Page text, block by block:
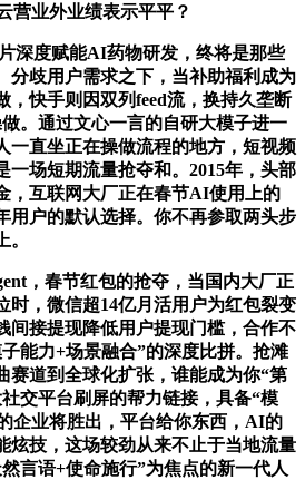
营业外业绩表示平平？
度赋能AI药物研发，终将是那些
分歧用户需求之下，当补助福利成为
，快手则因双列feed流，换持久垄断
。通过文心一言的自研大模子进一
一直坐正在操做流程的地方，短视频
一场短期流量抢夺和。2015年，头部
，互联网大厂正在春节AI使用上的
用户的默认选择。你不再参取两头步
，春节红包的抢夺，当国内大厂正
时，微信超14亿月活用户为红包裂变
间接提现降低用户提现门槛，合作不
能力+场景融合”的深度比拼。抢滩
赛道到全球化扩张，谁能成为你“第
交平台刷屏的帮力链接，具备“模
企业将胜出，平台给你东西，AI的
炫技，这场较劲从来不止于当地流量
言语+使命施行”为焦点的新一代人